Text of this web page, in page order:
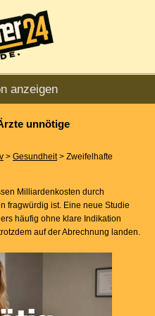
anzeigen
unnötige
> Gesundheit> Zweifelhafte
Milliardenkosten durch
fragwürdig ist. Eine neue Studie
häufig ohne klare Indikation
auf der Abrechnung landen.